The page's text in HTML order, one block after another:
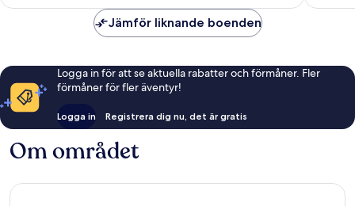
Jämför liknande boenden
Logga in för att se aktuella rabatter och förmåner. Fler
förmåner för fler äventyr!
Logga in Registrera dig nu, det är gratis
Om området